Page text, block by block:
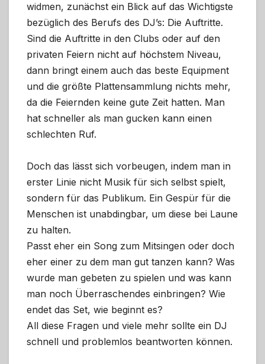
widmen, zunächst ein Blick auf das Wichtigste
bezüglich des Berufs des DJ’s: Die Auftritte.
Sind die Auftritte in den Clubs oder auf den
privaten Feiern nicht auf höchstem Niveau,
dann bringt einem auch das beste Equipment
und die größte Plattensammlung nichts mehr,
da die Feiernden keine gute Zeit hatten. Man
hat schneller als man gucken kann einen
schlechten Ruf.
Doch das lässt sich vorbeugen, indem man in
erster Linie nicht Musik für sich selbst spielt,
sondern für das Publikum. Ein Gespür für die
Menschen ist unabdingbar, um diese bei Laune
zu halten.
Passt eher ein Song zum Mitsingen oder doch
eher einer zu dem man gut tanzen kann? Was
wurde man gebeten zu spielen und was kann
man noch Überraschendes einbringen? Wie
endet das Set, wie beginnt es?
All diese Fragen und viele mehr sollte ein DJ
schnell und problemlos beantworten können.